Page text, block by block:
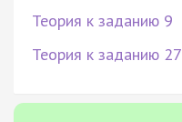
Теория к заданию 9
Теория к заданию 27